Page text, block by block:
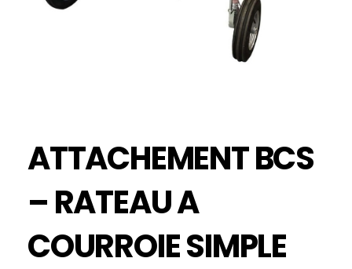
ATTACHEMENT BCS
– RATEAU A
COURROIE SIMPLE